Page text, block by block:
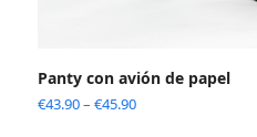
Panty con avión de papel
€43.90– €45.90